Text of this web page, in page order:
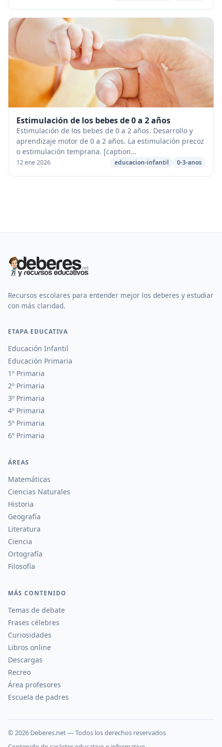
Estimulación de los bebes de 0 a 2 años
Estimulación de los bebes de 0 a 2 años. Desarrollo y
aprendizaje motor de 0 a 2 años. La estimulación precoz
o estimulación temprana. [caption
id="attachment_73403" align="aligncenter" width="680"]
12 ene 2026 educacion-infantil 0-3-anos
Recursos escolares para entender mejor los deberes y estudiar
con más claridad.
ETAPA EDUCATIVA
Educación Infantil
Educación Primaria
1º Primaria
2º Primaria
3º Primaria
4º Primaria
5º Primaria
6º Primaria
ÁREAS
Matemáticas
Ciencias Naturales
Historia
Geografía
Literatura
Ciencia
Ortografía
Filosofía
MÁS CONTENIDO
Temas de debate
Frases célebres
Curiosidades
Libros online
Descargas
Recreo
Área profesores
Escuela de padres
© 2026 Deberes.net — Todos los derechos reservados